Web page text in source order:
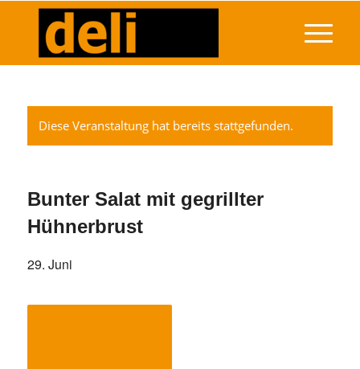
Diese Veranstaltung hat bereits stattgefunden.
Bunter Salat mit gegrillter
Hühnerbrust
29. Juni